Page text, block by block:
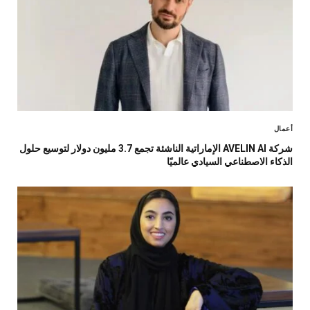
أعمال
شركة AVELIN AI الإماراتية الناشئة تجمع 3.7 مليون دولار لتوسيع حلول
الذكاء الاصطناعي السيادي عالميًا